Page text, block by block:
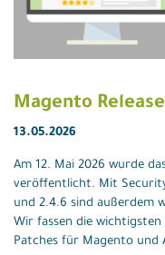
Magento
13.05.2026
Am 12. Mai 2026 wurde
veröffentlicht. Mit
und 2.4.6 sind außerdem
Wir fassen die wichtigsten
Patches für Magento und